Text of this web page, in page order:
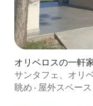
オリベロスの一軒
サンタフェ、オリ
家
眺め · 屋外スペース